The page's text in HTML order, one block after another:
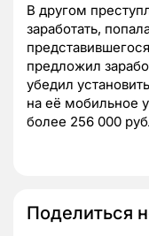
В другом
заработать,
предложил
убедил
на её мобильное
более 256 000
Поделиться